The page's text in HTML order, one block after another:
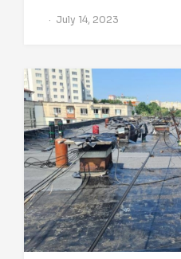
July 14, 2023